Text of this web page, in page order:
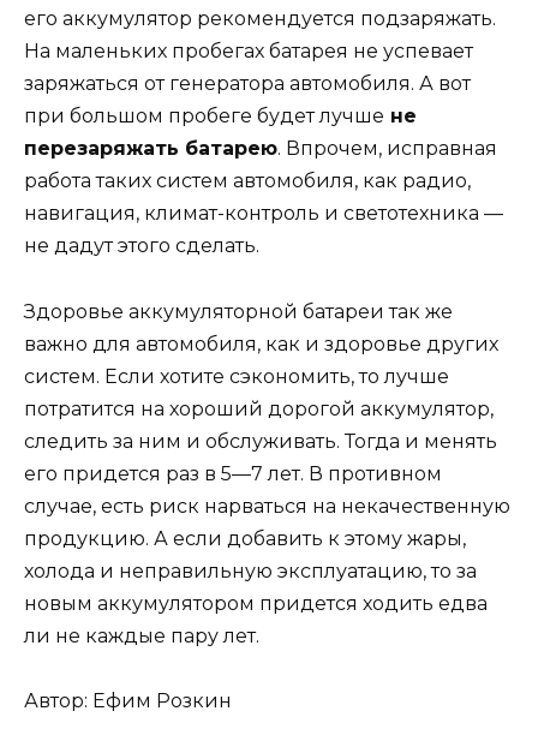
его аккумулятор рекомендуется подзаряжать.
На маленьких пробегах батарея не успевает
заряжаться от генератора автомобиля. А вот
при большом пробеге будет лучше не
перезаряжать батарею. Впрочем, исправная
работа таких систем автомобиля, как радио,
навигация, климат-контроль и светотехника —
не дадут этого сделать.
Здоровье аккумуляторной батареи так же
важно для автомобиля, как и здоровье других
систем. Если хотите сэкономить, то лучше
потратится на хороший дорогой аккумулятор,
следить за ним и обслуживать. Тогда и менять
его придется раз в 5—7 лет. В противном
случае, есть риск нарваться на некачественную
продукцию. А если добавить к этому жары,
холода и неправильную эксплуатацию, то за
новым аккумулятором придется ходить едва
ли не каждые пару лет.
Автор: Ефим Розкин